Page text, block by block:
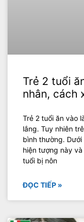
Trẻ 2 tuổi
nhân, cách
Trẻ 2 tuổi ăn vào
lắng. Tuy nhiên
bình thường.
hiện tượng này
tuổi bị nôn
ĐỌC TIẾP »